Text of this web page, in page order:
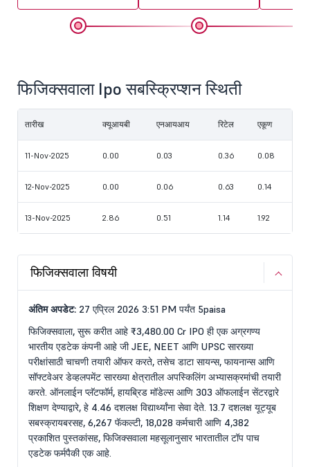
फिजिक्सवाला Ipo सबस्क्रिप्शन स्थिती
तारीख क्यूआयबी एनआयआय रिटेल एकूण
11-Nov-2025 0.00 0.03 0.36 0.08
12-Nov-2025 0.00 0.06 0.63 0.14
13-Nov-2025 2.86 0.51 1.14 1.92
फिजिक्सवाला विषयी
अंतिम अपडेट: 27 एप्रिल 2026 3:51 PM पर्यंत 5paisa
फिजिक्सवाला, सुरू करीत आहे ₹3,480.00 Cr IPO ही एक अग्रगण्य
भारतीय एडटेक कंपनी आहे जी JEE, NEET आणि UPSC सारख्या
परीक्षांसाठी चाचणी तयारी ऑफर करते, तसेच डाटा सायन्स, फायनान्स आणि
सॉफ्टवेअर डेव्हलपमेंट सारख्या क्षेत्रातील अपस्किलिंग अभ्यासक्रमांची तयारी
करते. ऑनलाईन प्लॅटफॉर्म, हायब्रिड मॉडेल्स आणि 303 ऑफलाईन सेंटरद्वारे
शिक्षण देण्याद्वारे, हे 4.46 दशलक्ष विद्यार्थ्यांना सेवा देते. 13.7 दशलक्ष यूट्यूब
सबस्क्रायबरसह, 6,267 फॅकल्टी, 18,028 कर्मचारी आणि 4,382
प्रकाशित पुस्तकांसह, फिजिक्सवाला महसूलानुसार भारतातील टॉप पाच
एडटेक फर्मपैकी एक आहे.